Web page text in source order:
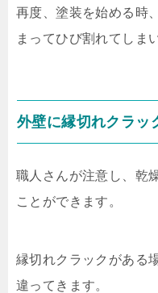
再度、塗装を始める時
まってひび割れてしま
外壁に縁切れクラッ
職人さんが注意し、乾
ことができます。
縁切れクラックがある
違ってきます。